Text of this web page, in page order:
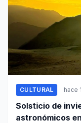
CULTURAL hace
Solsticio de
astronómicos